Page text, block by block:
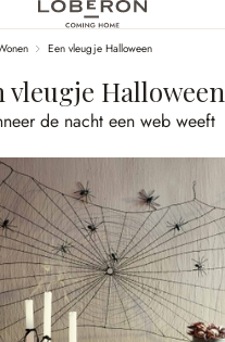
Een vleugje Halloween
vleugje Halloween
de nacht een web weeft